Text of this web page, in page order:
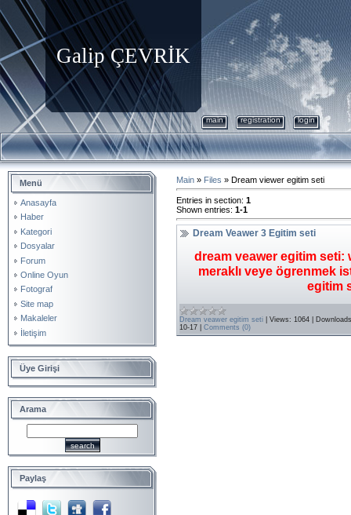
Galip ÇEVRİK
main registration login
Menü
Anasayfa
Haber
Kategori
Dosyalar
Forum
Online Oyun
Fotograf
Site map
Makaleler
İletişim
Üye Girişi
Arama
Paylaş
Main » Files » Dream viewer egitim seti
Entries in section: 1
Shown entries: 1-1
Dream Veawer 3 Egitim seti
dream veawer egitim seti:
meraklı veye ögrenmek
egitim
Dream veawer egitim seti Views: 1064
10-17
Comments (0)